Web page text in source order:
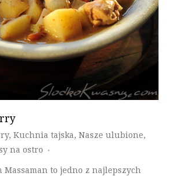
, Kuchnia tajska, Nasze ulubione,
na ostro ♦
Massaman to jedno z najlepszych